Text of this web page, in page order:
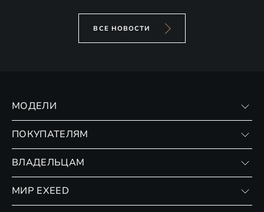
ВСЕ НОВОСТИ
МОДЕЛИ
ПОКУПАТЕЛЯМ
Страхование
ВЛАДЕЛЬЦАМ
МИР EXEED